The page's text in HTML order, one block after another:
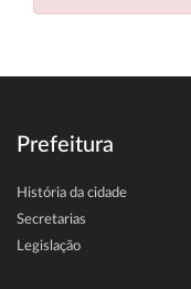
Prefeitura
História da cidade
Secretarias
Legislação